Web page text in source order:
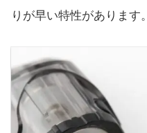
りが早い特性があります。